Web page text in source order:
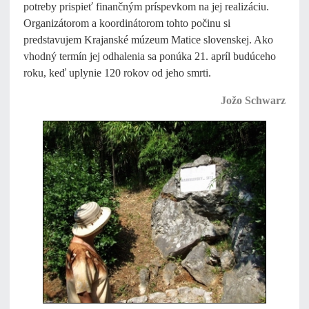
potreby prispieť finančným príspevkom na jej realizáciu.
Organizátorom a koordinátorom tohto počinu si
predstavujem Krajanské múzeum Matice slovenskej. Ako
vhodný termín jej odhalenia sa ponúka 21. apríl budúceho
roku, keď uplynie 120 rokov od jeho smrti.
Jožo Schwarz